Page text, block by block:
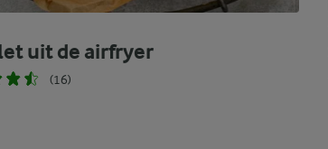
uit de airfryer
(16)